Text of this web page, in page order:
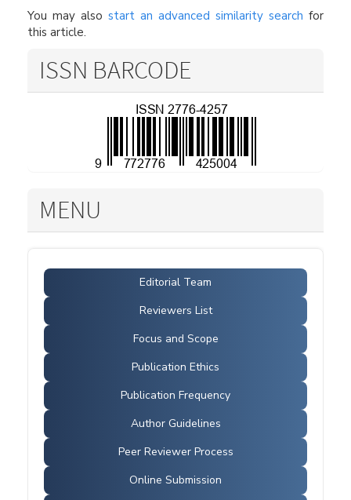
You may also start an advanced similarity search for
this article.
ISSN BARCODE
MENU
Editorial Team
Reviewers List
Focus and Scope
Publication Ethics
Publication Frequency
Author Guidelines
Peer Reviewer Process
Online Submission